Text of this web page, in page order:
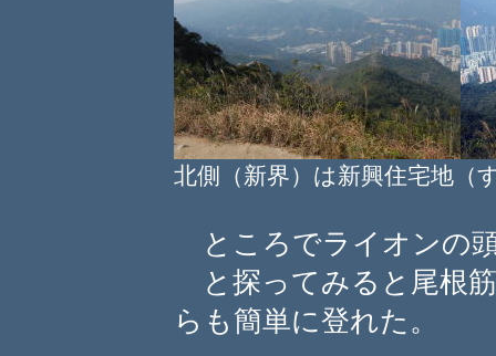
北側（新界）は新興住宅地（
ところでライオンの
と探ってみると尾根
らも簡単に登れた。